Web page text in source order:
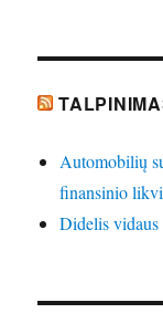
Automobilių
finansinio
Didelis vidaus